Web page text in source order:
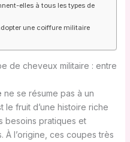
elles à tous les types de
une coiffure militaire
de cheveux militaire : entre
ne se résume pas à un
le fruit d’une histoire riche
besoins pratiques et
À l’origine, ces coupes très